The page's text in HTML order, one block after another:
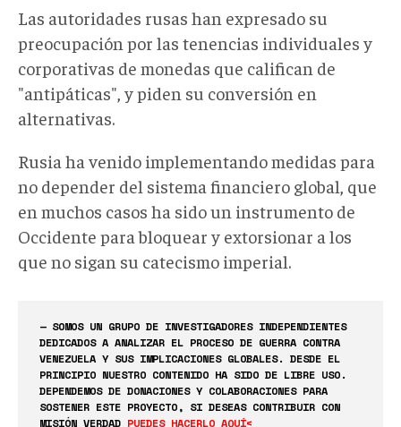
Las autoridades rusas han expresado su
preocupación por las tenencias individuales y
corporativas de monedas que califican de
"antipáticas", y piden su conversión en
alternativas.
Rusia ha venido implementando medidas para
no depender del sistema financiero global, que
en muchos casos ha sido un instrumento de
Occidente para bloquear y extorsionar a los
que no sigan su catecismo imperial.
— SOMOS UN GRUPO DE INVESTIGADORES INDEPENDIENTES
DEDICADOS A ANALIZAR EL PROCESO DE GUERRA CONTRA
VENEZUELA Y SUS IMPLICACIONES GLOBALES. DESDE EL
PRINCIPIO NUESTRO CONTENIDO HA SIDO DE LIBRE USO.
DEPENDEMOS DE DONACIONES Y COLABORACIONES PARA
SOSTENER ESTE PROYECTO, SI DESEAS CONTRIBUIR CON
MISIÓN VERDAD PUEDES HACERLO AQUÍ<